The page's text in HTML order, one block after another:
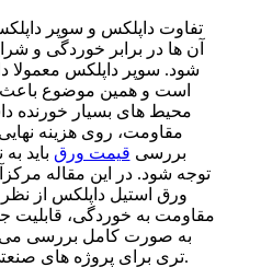
تفاوت داپلکس و سوپر
آن ها در برابر خوردگی و
شود. سوپر داپلکس معمولا
است و همین موضوع باعث
محیط های بسیار خورنده
مقاومت، روی هزینه
بررسی قیمت ورق باید
توجه شود. در این مقاله
ورق استیل داپلکس از
مقاومت به خوردگی، قابلیت
به صورت کامل بررسی می
تری برای پروژه های صنعتی و ساختمانی داشته باشید.